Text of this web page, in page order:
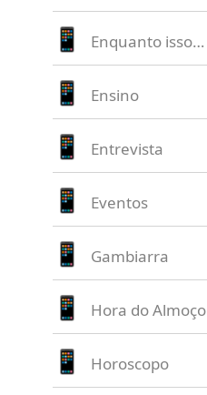
Enquanto isso…
Ensino
Entrevista
Eventos
Gambiarra
Hora do Almoço
Horoscopo